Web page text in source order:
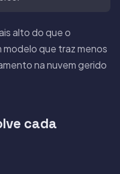
alto do que o
modelo que traz menos
na nuvem gerido
cada